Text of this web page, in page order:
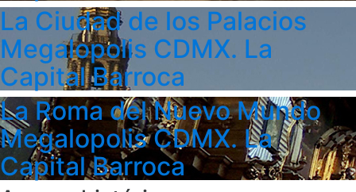
La Ciudad de los Palacios
Megalopolis CDMX. La
Capital Barroca
La Roma del Nuevo Mundo
Megalopolis CDMX. La
Capital Barroca